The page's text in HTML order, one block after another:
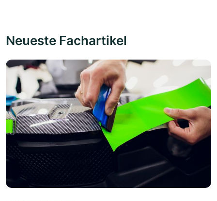
Neueste Fachartikel